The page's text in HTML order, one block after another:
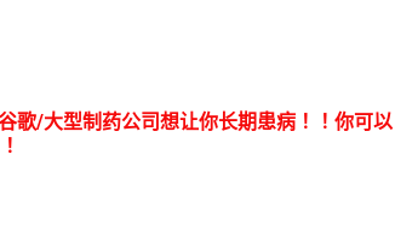
歌/大型制药公司想让你长期患病！！你可以